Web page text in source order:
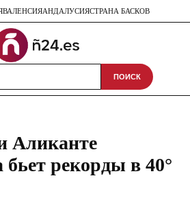
ВАЛЕНСИЯАНДАЛУСИЯСТРАНА БАСКОВ
ПОИСК
Аликанте
бьет рекорды в 40°